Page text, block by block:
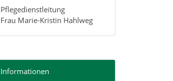
Pflegedienstleitung
Frau Marie-Kristin Hahlweg
Informationen